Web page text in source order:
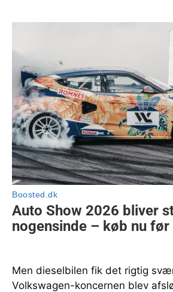
Men dieselbilen fik det rigtig
Volkswagen-koncernen blev